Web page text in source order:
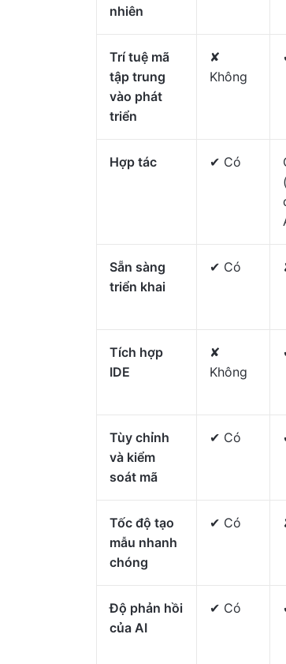
nhiên
Trí tuệ mã
tập trung
vào phát
triển
✘
Không
Hợp tác ✔ Có
Sẵn sàng
triển khai
✔ Có
Tích hợp
IDE
✘
Không
Tùy chỉnh
và kiểm
soát mã
✔ Có
Tốc độ tạo
mẫu nhanh
chóng
✔ Có
Độ phản hồi
của AI
✔ Có